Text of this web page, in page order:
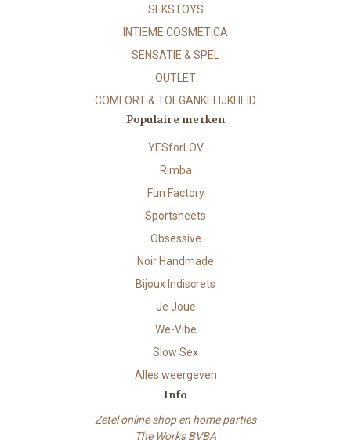
SEKSTOYS
INTIEME COSMETICA
SENSATIE & SPEL
OUTLET
COMFORT & TOEGANKELIJKHEID
Populaire merken
YESforLOV
Rimba
Fun Factory
Sportsheets
Obsessive
Noir Handmade
Bijoux Indiscrets
Je Joue
We-Vibe
Slow Sex
Alles weergeven
Info
Zetel online shop en home parties
The Works BVBA